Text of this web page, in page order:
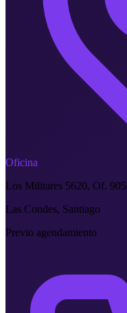
Oficina
Los Militares 5620, Of. 905
Las Condes, Santiago
Previo agendamiento